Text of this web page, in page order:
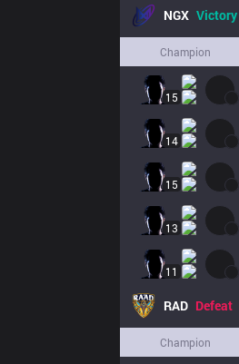
NGX Victory
Champion
15
14
15
13
11
RAD Defeat
Champion